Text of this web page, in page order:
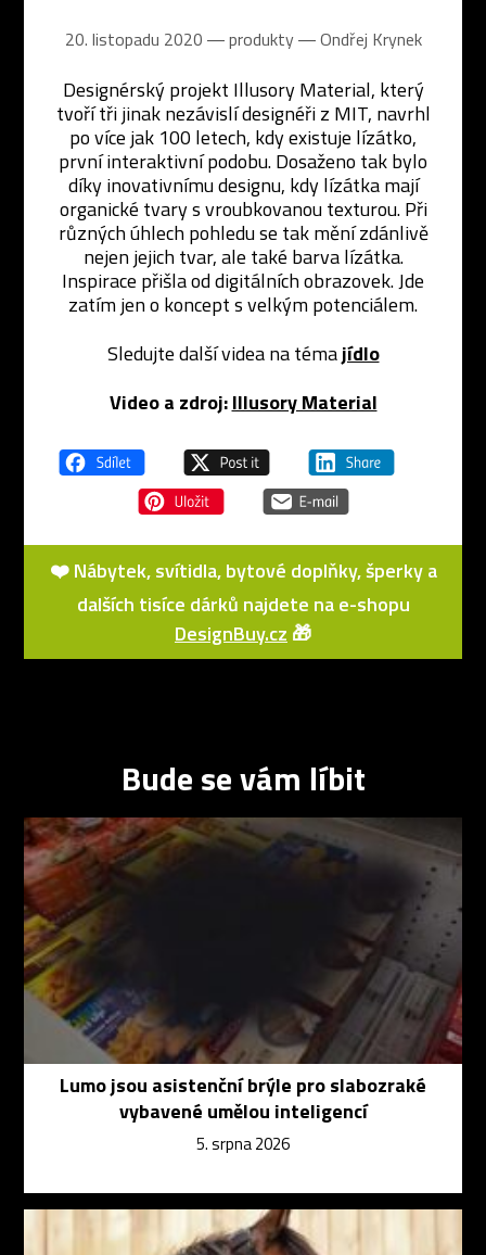
20. listopadu 2020 ― produkty ―Ondřej Krynek
Designérský projekt Illusory Material, který
tvoří tři jinak nezávislí designéři z MIT, navrhl
po více jak 100 letech, kdy existuje lízátko,
první interaktivní podobu. Dosaženo tak bylo
díky inovativnímu designu, kdy lízátka mají
organické tvary s vroubkovanou texturou. Při
různých úhlech pohledu se tak mění zdánlivě
nejen jejich tvar, ale také barva lízátka.
Inspirace přišla od digitálních obrazovek. Jde
zatím jen o koncept s velkým potenciálem.
Sledujte další videa na témajídlo
Video a zdroj: Illusory Material
❤️ Nábytek, svítidla, bytové doplňky, šperky a
dalších tisíce dárků najdete na e-shopu
DesignBuy.cz 🎁
Bude se vám líbit
Lumo jsou asistenční brýle pro slabozraké
vybavené umělou inteligencí
5. srpna 2026